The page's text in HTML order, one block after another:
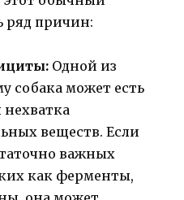
ряд причин:
Одной из
собака может есть
нехватка
веществ. Если
важных
как ферменты,